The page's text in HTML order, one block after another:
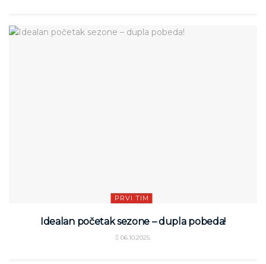
PRVI TIM
Idealan početak sezone – dupla pobeda!
06.10.2025.